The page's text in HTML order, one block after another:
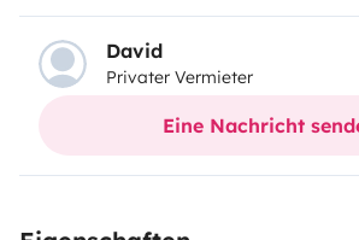
de maniabilité et de stationnement ?
parfaitement à vos attentes !
Ce camping-car slim, à peine plus
même longueur qu’un fourgon
volume intérieur et confort.
David
Privater Vermieter
Eine Nachricht